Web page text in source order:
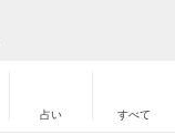
占い すべて